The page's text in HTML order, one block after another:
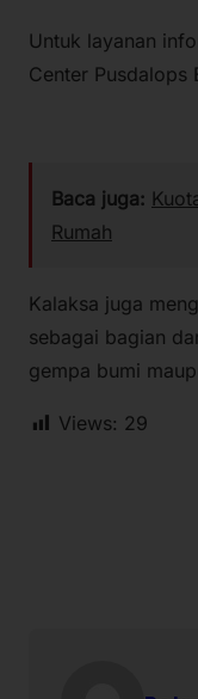
Untuk layanan
Center Pusdalops
Baca juga:
Rumah
Kalaksa juga
sebagai bagian
gempa bumi
Views: 29